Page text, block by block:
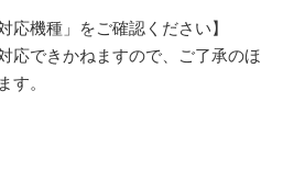
応機種」をご確認ください】
応できかねますので、ご了承のほ
す。